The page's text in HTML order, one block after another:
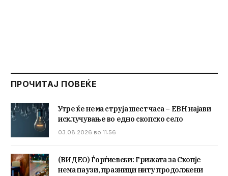
ПРОЧИТАЈ ПОВЕЌЕ
Утре ќе нема струја шест часа – ЕВН најави
исклучување во едно скопско село
03.08.2026 во 11:56
(ВИДЕО) Ѓорѓиевски: Грижата за Скопје
нема паузи, празници ниту продолжени